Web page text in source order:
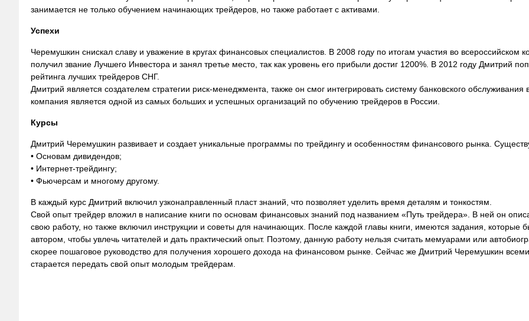
занимается не только обучением начинающих трейдеров, но также работает с активами.
Успехи
Черемушкин снискал славу и уважение в кругах финансовых специалистов. В 2008 году по итогам участия во всероссийском
получил звание Лучшего Инвестора и занял третье место, так как уровень его прибыли достиг 1200%. В 2012 году Дмитрий
рейтинга лучших трейдеров СНГ.
Дмитрий является создателем стратегии риск-менеджмента, также он смог интегрировать систему банковского обслуживания
компания является одной из самых больших и успешных организаций по обучению трейдеров в России.
Курсы
Дмитрий Черемушкин развивает и создает уникальные программы по трейдингу и особенностям финансового рынка.
• Основам дивидендов;
• Интернет-трейдингу;
• Фьючерсам и многому другому.
В каждый курс Дмитрий включил узконаправленный пласт знаний, что позволяет уделить время деталям и тонкостям.
Свой опыт трейдер вложил в написание книги по основам финансовых знаний под названием «Путь трейдера». В ней он
свою работу, но также включил инструкции и советы для начинающих. После каждой главы книги, имеются задания, которые
автором, чтобы увлечь читателей и дать практический опыт. Поэтому, данную работу нельзя считать мемуарами или
скорее пошаговое руководство для получения хорошего дохода на финансовом рынке. Сейчас же Дмитрий Черемушкин
старается передать свой опыт молодым трейдерам.